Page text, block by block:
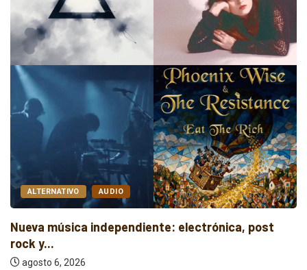
electrónica, post
ALTERNATIVO AUDIO
Rock, folk e indie: